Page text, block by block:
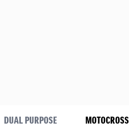
DUAL PURPOSE MOTOCROSS